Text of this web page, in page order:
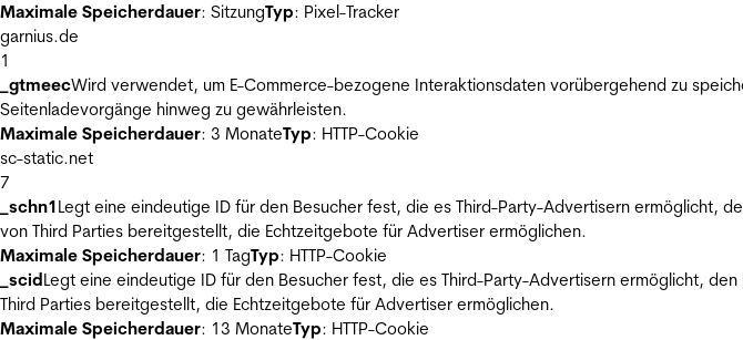
Maximale Speicherdauer: SitzungTyp: Pixel-Tracker
garnius.de
1
_gtmeecWird verwendet, um E-Commerce-bezogene Interaktionsdaten vorübergehend zu
Seitenladevorgänge hinweg zu gewährleisten.
Maximale Speicherdauer: 3 MonateTyp: HTTP-Cookie
sc-static.net
7
_schn1Legt eine eindeutige ID für den Besucher fest, die es Third-Party-Advertisern ermöglicht,
von Third Parties bereitgestellt, die Echtzeitgebote für Advertiser ermöglichen.
Maximale Speicherdauer: 1 TagTyp: HTTP-Cookie
_scidLegt eine eindeutige ID für den Besucher fest, die es Third-Party-Advertisern ermöglicht,
Third Parties bereitgestellt, die Echtzeitgebote für Advertiser ermöglichen.
Maximale Speicherdauer: 13 MonateTyp: HTTP-Cookie